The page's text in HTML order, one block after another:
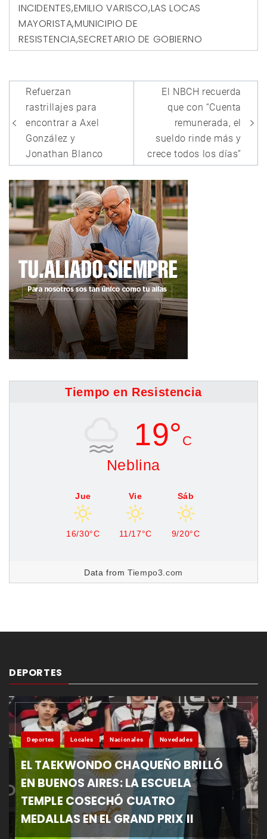
INCIDENTES,EMILIO VARISCO,LAS LOCAS
MAYORISTA,MUNICIPIO DE
RESISTENCIA,SECRETARIO DE GOBIERNO
Navegación
de
entradas
Refuerzan
rastrillajes para
encontrar a Axel
González y
Jonathan Blanco
El NBCH recuerda
que con “Cuenta
remunerada, el
sueldo rinde más y
crece todos los días”
Tiempo en Resistencia
19° C
Neblina
Jue
16/30°C
Vie
11/17°C
Sáb
9/20°C
Data fromTiempo3.com
DEPORTES
Deportes Locales Nacionales Novedades
EL TAEKWONDO CHAQUEÑO BRILLÓ
EN BUENOS AIRES: LA ESCUELA
TEMPLE COSECHÓ CUATRO
MEDALLAS EN EL GRAND PRIX II